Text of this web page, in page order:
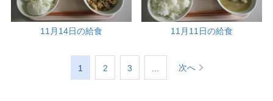
11月14日の給食 11月11日の給食
1 2 3 次へ